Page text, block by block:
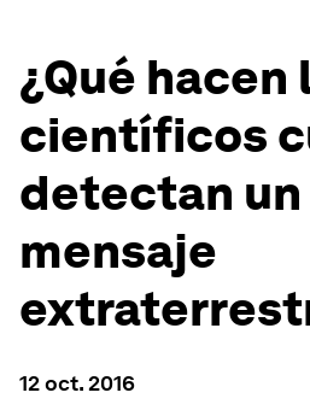
¿Qué hacen
científicos
detectan
mensaje
12 oct. 2016